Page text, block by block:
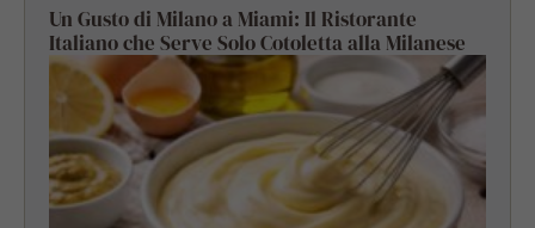
Un Gusto di Milano a Miami: Il Ristorante
Italiano che Serve Solo Cotoletta alla Milanese